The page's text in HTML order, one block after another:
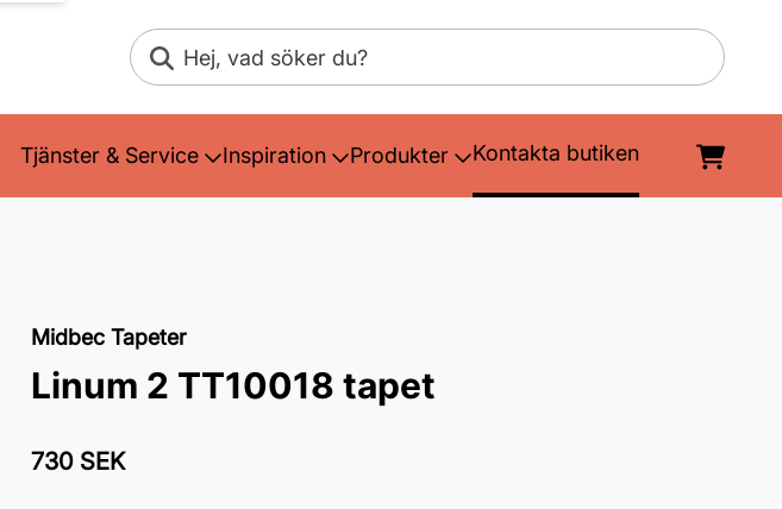
Sök
Tjänster & Service Inspiration Produkter Kontakta butiken
Midbec Tapeter
Linum 2 TT10018 tapet
730 SEK